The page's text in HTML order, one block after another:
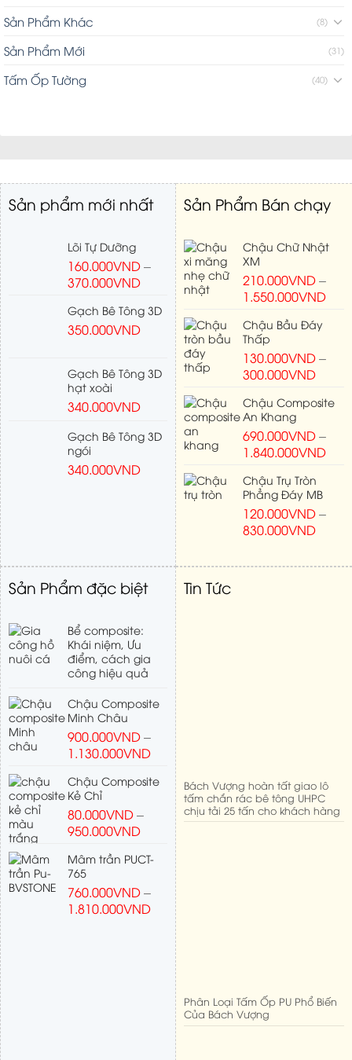
Sản Phẩm Khác (8)
Sản Phẩm Mới (31)
Tấm Ốp Tường (40)
Sản phẩm mới nhất
Lõi Tự Dưỡng
160.000VND–
370.000VND
Gạch Bê Tông 3D
350.000VND
Gạch Bê Tông 3D
hạt xoài
340.000VND
Gạch Bê Tông 3D
ngói
340.000VND
Sản Phẩm Bán chạy
Chậu Chữ Nhật
XM
210.000VND–
1.550.000VND
Chậu Bầu Đáy
Thấp
130.000VND–
300.000VND
Chậu Composite
An Khang
690.000VND–
1.840.000VND
Chậu Trụ Tròn
Phẳng Đáy MB
120.000VND–
830.000VND
Sản Phẩm đặc biệt
Bể composite:
Khái niệm, Ưu
điểm, cách gia
công hiệu quả
Chậu Composite
Minh Châu
900.000VND–
1.130.000VND
Chậu Composite
Kẻ Chỉ
80.000VND–
950.000VND
Mâm trần PUCT-
765
760.000VND–
1.810.000VND
Tin Tức
Bách Vượng hoàn tất giao lô
tấm chắn rác bê tông UHPC
chịu tải 25 tấn cho khách hàng
Phân Loại Tấm Ốp PU Phổ Biến
Của Bách Vượng